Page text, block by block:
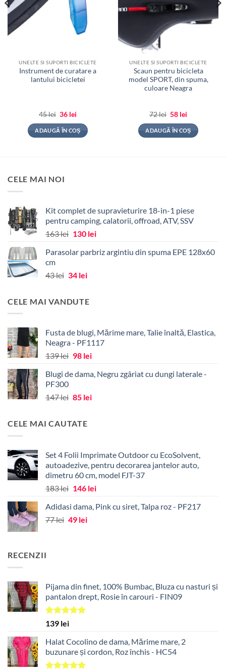
UNELTE SI SUPORTI BICICLETE
Instrument de curatare a
lantului bicicletei
45lei Prețul
a
fost:
45 lei.
36 lei
este:
36 lei.
ADAUGĂ ÎN COȘ
UNELTE SI SUPORTI BICICLETE
Scaun pentru bicicleta
model SPORT, din spuma,
culoare Neagra
72lei Prețul
a
fost:
72 lei.
58 lei
este:
58 lei.
ADAUGĂ ÎN COȘ
CELE MAI NOI
Kit complet de supravieturire 18-in-1 piese
pentru camping, calatorii, offroad, ATV, SSV
163lei Prețul
a
163 lei.
130 leiPrețul
este:
Parasolar parbriz argintiu din spuma EPE 128x60
cm
43lei Prețul
fost:
34 leiPrețul
34 lei.
CELE MAI VANDUTE
Fusta de blugi, Mărime mare, Talie înaltă, Elastica,
Neagra - PF1117
139lei Prețul
a
139 lei.
98 leiPrețul
este:
Blugi de dama, Negru zgâriat cu dungi laterale -
PF300
147lei Prețul
fost:
85 leiPrețul
CELE MAI CAUTATE
Set 4 Folii Imprimate Outdoor cu EcoSolvent,
autoadezive, pentru decorarea jantelor auto,
dimetru 60 cm, model FJT-37
183lei Prețul
a
fost:
146 leiPrețul
este:
Adidasi dama, Pink cu siret, Talpa roz - PF217
77lei Prețul
49 leiPrețul
RECENZII
Pijama din finet, 100% Bumbac, Bluza cu nasturi și
pantalon drept, Rosie în carouri - FIN09
Evaluat la
139 lei
Halat Cocolino de dama, Mărime mare, 2
buzunare și cordon, Roz închis - HC54